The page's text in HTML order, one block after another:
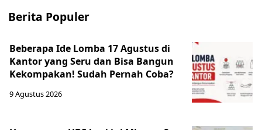
Berita Populer
Beberapa Ide Lomba 17 Agustus di
Kantor yang Seru dan Bisa Bangun
Kekompakan! Sudah Pernah Coba?
9 Agustus 2026